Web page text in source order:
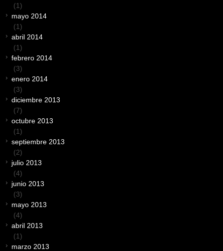
(1)
mayo 2014
(1)
abril 2014
(1)
febrero 2014
(3)
enero 2014
(3)
diciembre 2013
(7)
octubre 2013
(1)
septiembre 2013
(2)
julio 2013
(4)
junio 2013
(3)
mayo 2013
(4)
abril 2013
(1)
marzo 2013